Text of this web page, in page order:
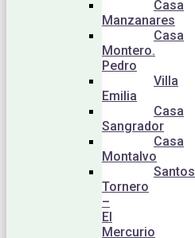
Casa
Manzanares
Casa
Montero.
Pedro
Villa
Emilia
Casa
Sangrador
Casa
Montalvo
Santos
Tornero
–
El
Mercurio